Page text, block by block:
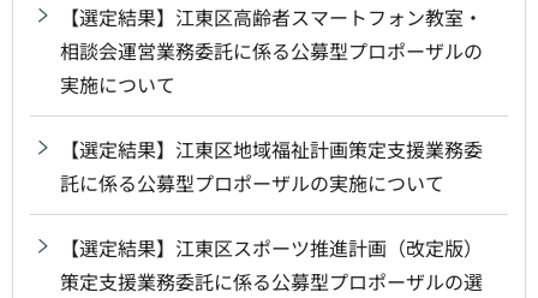
【選定結果】江東区高齢者スマートフォン教室・
相談会運営業務委託に係る公募型プロポーザルの
実施について
【選定結果】江東区地域福祉計画策定支援業務委
託に係る公募型プロポーザルの実施について
【選定結果】江東区スポーツ推進計画（改定版）
策定支援業務委託に係る公募型プロポーザルの選